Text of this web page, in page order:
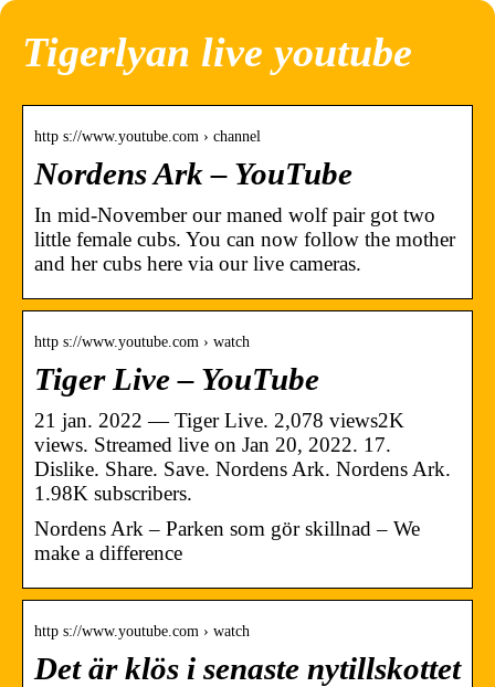
Tigerlyan live youtube
http s://www.youtube.com › channel
Nordens Ark – YouTube
In mid-November our maned wolf pair got two
little female cubs. You can now follow the mother
and her cubs here via our live cameras.
http s://www.youtube.com › watch
Tiger Live – YouTube
21 jan. 2022 — Tiger Live. 2,078 views2K
views. Streamed live on Jan 20, 2022. 17.
Dislike. Share. Save. Nordens Ark. Nordens Ark.
1.98K subscribers.
Nordens Ark – Parken som gör skillnad – We
make a difference
http s://www.youtube.com › watch
Det är klös i senaste nytillskottet